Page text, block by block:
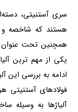
سری آستنیتی،
هستند که شاخصه و
همچنین تحت عنوان
ادامه به بررسی این
آلیاژها به وسیله